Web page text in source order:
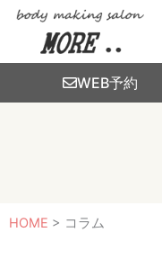
WEB予約
HOME > コラム